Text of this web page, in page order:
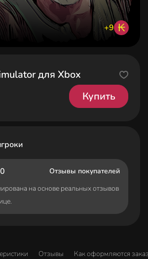
+9 ₭
для Xbox
Купить
Отзывы покупателей
на основе реальных отзывов
Отзывы Как оформляются